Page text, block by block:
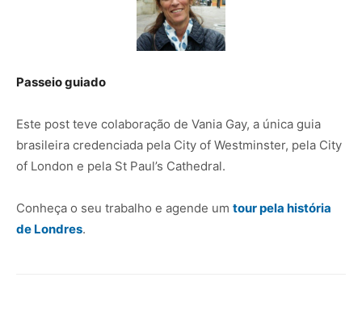
Passeio guiado
Este post teve colaboração de Vania Gay, a única guia
brasileira credenciada pela City of Westminster, pela City
of London e pela St Paul’s Cathedral.
Conheça o seu trabalho e agende um tour pela história
de Londres.